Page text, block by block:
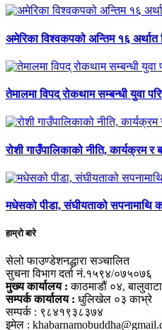
अमेरिका विश्वकपको अन्तिम १६ अर्थात
तेमालमा विपद् रोकथाम सम्बन्धी युवा
रोशी गाउँपालिकाको नीति, कार्यक्रम
मधेसको पीडा, संघीयताको सपनामाथि
हाम्रो बारे
सेलो फाउण्डेशनद्धारा सञ्चालित
सुचना विभाग दर्ता नं.१५९४/०७५०७६
मुख्य कार्यालय : काठमाडौं ०४,
सम्पर्क कार्यालय : धुलिखेल ०३ काभ्रे
सम्पर्क : ९८४१९३८३७४
इमेल :